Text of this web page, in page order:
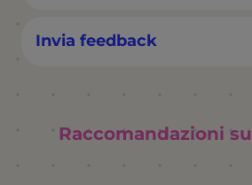
Invia feedback
Raccomandazioni